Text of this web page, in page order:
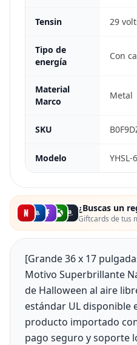
Tensin 29
Tipo de
energía
Con
Material
Marco
Metal
SKU
Modelo YHSL-
¿Buscas un
Giftcards de tus
[Grande 36 x 17
Motivo Superbrillante
de Halloween al aire
estándar UL disponible
producto importado
pago seguro y soporte